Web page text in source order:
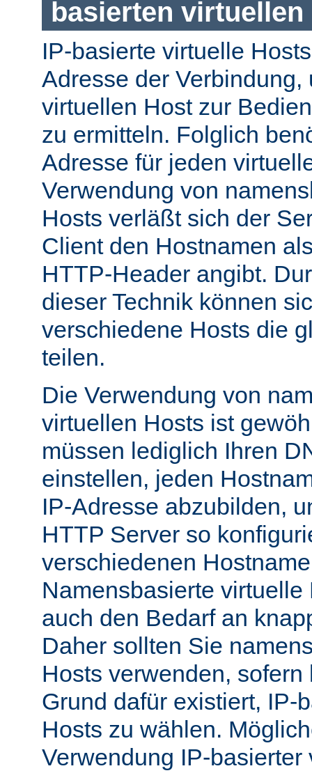
basierten virtuellen
IP-basierte virtuelle
Adresse der Verbindung,
virtuellen Host zur
zu ermitteln. Folglich
Adresse für jeden
Verwendung von
Hosts verläßt sich der
Client den Hostnamen
HTTP-Header angibt.
dieser Technik können
verschiedene Hosts die
teilen.
Die Verwendung von
virtuellen Hosts ist
müssen lediglich Ihren
einstellen, jeden
IP-Adresse abzubilden,
HTTP Server so
verschiedenen
Namensbasierte
auch den Bedarf an
Daher sollten Sie
Hosts verwenden,
Grund dafür existiert, IP-
Hosts zu wählen.
Verwendung IP-